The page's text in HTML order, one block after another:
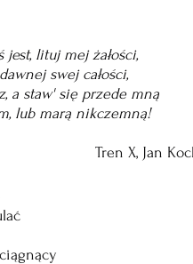
lituj mej żałości,
w onej dawnej swej całości,
możesz, a staw' się przede mną
cieniem, lub marą nikczemną!